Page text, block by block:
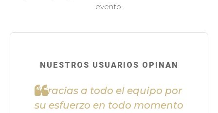
evento.
NUESTROS USUARIOS OPINAN
"Gracias a todo el equipo por
su esfuerzo en todo momento